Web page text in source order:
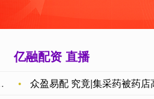
至关重要。
亿融配资 直播
众盈易配 究竟|集采药被药店高价